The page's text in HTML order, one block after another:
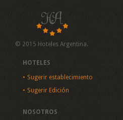
© 2015 Hoteles Argentina.
HOTELES
Sugerir establecimiento
Sugerir Edición
NOSOTROS